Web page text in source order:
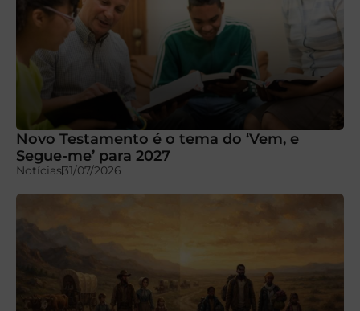
Novo Testamento é o tema do ‘Vem, e
Segue-me’ para 2027
Notícias31/07/2026